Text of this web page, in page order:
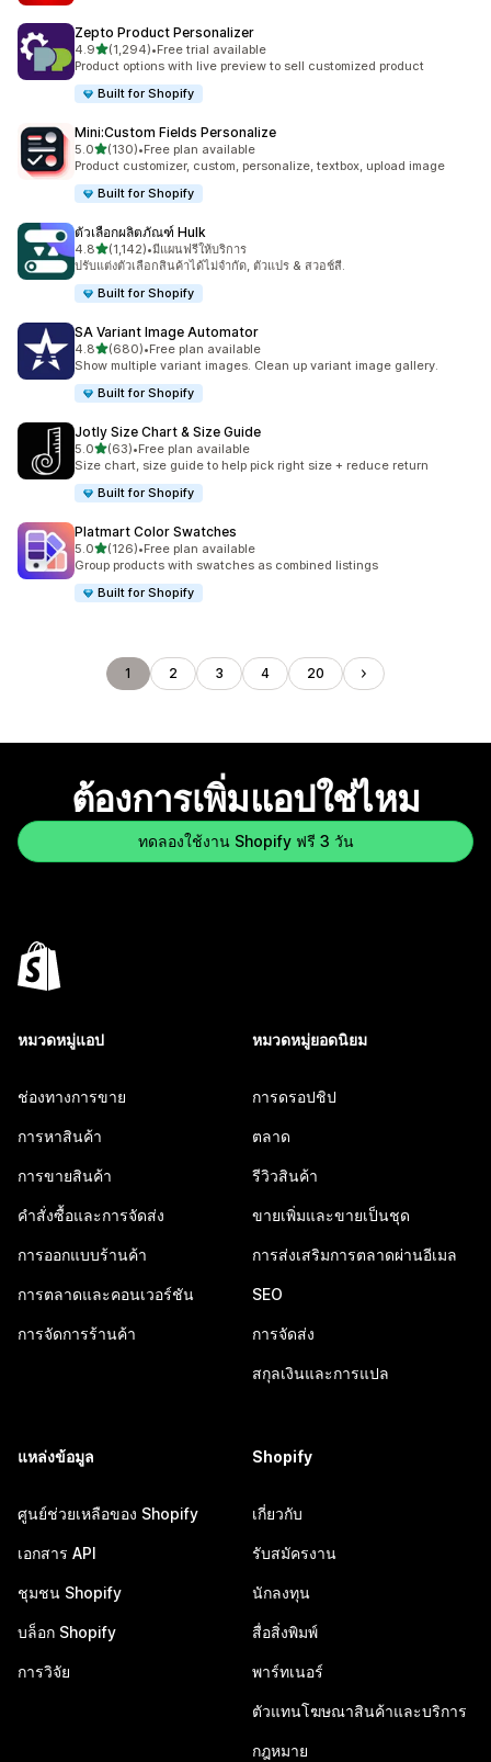
Zepto Product Personalizer
4.9เต็ม 5 ดาว
(1,294)
ทั้งหมด 1294 รีวิว
•Free trial available
Product options with live preview to sell customized product
Built for Shopify
Mini:Custom Fields Personalize
5.0เต็ม 5 ดาว
(130)
ทั้งหมด 130 รีวิว
•Free plan available
Product customizer, custom, personalize, textbox, upload image
Built for Shopify
ตัวเลือกผลิตภัณฑ์ Hulk
4.8เต็ม 5 ดาว
(1,142)
ทั้งหมด 1142 รีวิว
•มีแผนฟรีให้บริการ
ปรับแต่งตัวเลือกสินค้าได้ไม่จำกัด, ตัวแปร & สวอช์สี.
Built for Shopify
SA Variant Image Automator
4.8เต็ม 5 ดาว
(680)
ทั้งหมด 680 รีวิว
•Free plan available
Show multiple variant images. Clean up variant image gallery.
Built for Shopify
Jotly Size Chart & Size Guide
5.0เต็ม 5 ดาว
(63)
ทั้งหมด 63 รีวิว
•Free plan available
Size chart, size guide to help pick right size + reduce return
Built for Shopify
Platmart Color Swatches
5.0เต็ม 5 ดาว
(126)
ทั้งหมด 126 รีวิว
•Free plan available
Group products with swatches as combined listings
Built for Shopify
1 2 3 4 20
ต้องการเพิ่มแอปใช่ไหม
ทดลองใช้งาน Shopify ฟรี 3 วัน
หมวดหมู่แอป
ช่องทางการขาย
การหาสินค้า
การขายสินค้า
คำสั่งซื้อและการจัดส่ง
การออกแบบร้านค้า
การตลาดและคอนเวอร์ชัน
การจัดการร้านค้า
หมวดหมู่ยอดนิยม
การดรอปชิป
ตลาด
รีวิวสินค้า
ขายเพิ่มและขายเป็นชุด
การส่งเสริมการตลาดผ่านอีเมล
SEO
การจัดส่ง
สกุลเงินและการแปล
แหล่งข้อมูล
ศูนย์ช่วยเหลือของ Shopify
เอกสาร API
ชุมชน Shopify
บล็อก Shopify
การวิจัย
Shopify
เกี่ยวกับ
รับสมัครงาน
นักลงทุน
สื่อสิ่งพิมพ์
พาร์ทเนอร์
ตัวแทนโฆษณาสินค้าและบริการ
กฎหมาย